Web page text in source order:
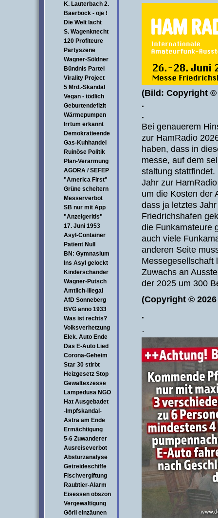
K. Lauterbach 2.
Baerbock - oje !
Die Welt lacht
S. Wagenknecht
120 Profiteure
Partyszene
Wagner-Söldner
Bündnis Partei
Virality Project
5 Mrd.-Skandal
Vegan - tödlich
Geburtendefizit
Wärmepumpen
Irrtum erkannt
Demokratieende
Gas-Kuhhandel
Ruinöse Politik
Plan-Verarmung
AGORA / SEFEP
"America First"
Grüne scheitern
Messerverbot
SB nur mit App
"Anzeigeritis"
17. Juni 1953
Asyl-Container
Patient Null
BN: Gymnasium
Ins Asyl gelockt
Kinderschänder
Wagner-Putsch
Amtlich-illegal
AfD Sonneberg
BVG anno 1933
Was ist rechts?
Volksverhetzung
Elek. Auto Ende
Das E-Auto Lied
Corona-Geheim
Star 30 stirbt
Heizgesetz Stop
Gewaltexzesse
Lampedusa NGO
Hat Ausgebadet
-Impfskandal-
Astra am Ende
Ermächtigung
5-6 Zuwanderer
Ausreiseverbot
Absturzanalyse
Getreideschiffe
Fischvergiftung
Raubtier-Alarm
Eisessen obszön
Vergewaltigung
Görli einzäunen
(Bild: Copyright ©
.
.
Bei genauerem
zur HamRadio
haben, dass in
messe, auf dem
staltung
Jahr zur
um die Kosten der
dass ja letztes
Friedrichshafen
die Funkamateure
auch viele
anderen Seite
Messegesellschaft
Zuwachs an
der 2025 um 300
(Copyright ©
.
·